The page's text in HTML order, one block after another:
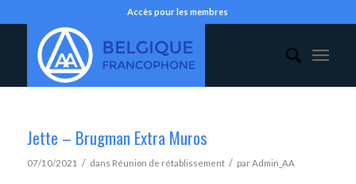
Accès pour les membres
Jette – Brugman Extra Muros
07/10/2021 / dans Réunion de rétablissement / parAdmin_AA